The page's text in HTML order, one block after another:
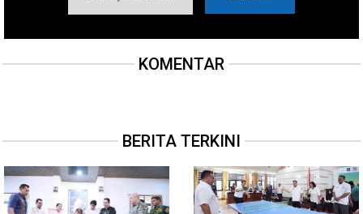
KOMENTAR
BERITA TERKINI